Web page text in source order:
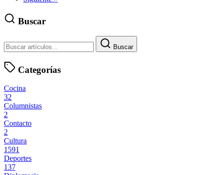
Buscar
Buscar
Categorías
Cocina
32
Columnistas
2
Contacto
2
Cultura
1591
Deportes
137